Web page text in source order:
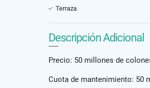
Terraza
Descripción Adicional
Precio: 50 millones de
Cuota de mantenimiento: 50